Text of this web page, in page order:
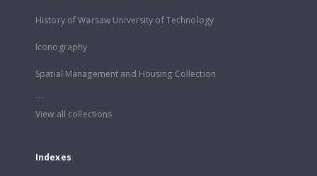
History of Warsaw University of Technology
Iconography
Spatial Management and Housing Collection
...
View all collections
Indexes